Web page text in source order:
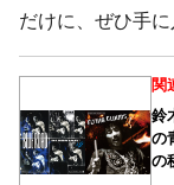
だけに、ぜひ手に
関
鈴
の
の